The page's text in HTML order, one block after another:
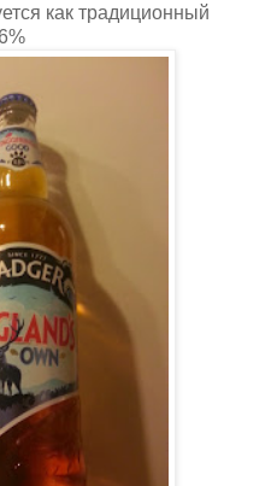
как традиционный